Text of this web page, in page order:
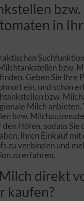
bzw.
in
bzw.
Geben Sie Ihre
ein, und schon
bzw.
Milch anbieten.
bzw.
Höfen, sodass Sie
Ihren Einkauf mit
zu verbinden und
zu erfahren.
direkt
kaufen?